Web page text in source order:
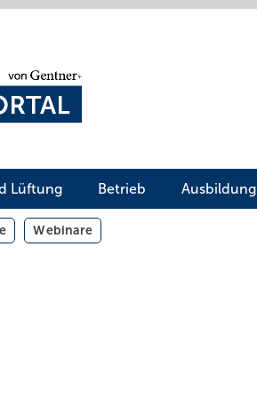
Lüftung Betrieb Ausbildung
Webinare